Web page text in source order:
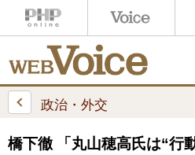
政治・外交
橋下徹 「丸山穂高氏は“行